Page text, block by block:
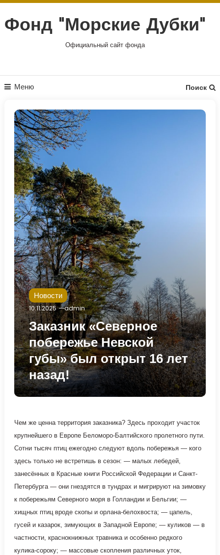
содержимому
Фонд "Морские Дубки"
Официальный сайт фонда
Меню Поиск
Новости
10.11.2025
admin
Заказник «Северное
побережье Невской
губы» был открыт 16 лет
назад!
Чем же ценна территория заказника? Здесь проходит участок
крупнейшего в Европе Беломоро-Балтийского пролетного пути.
Сотни тысяч птиц ежегодно следуют вдоль побережья — кого
здесь только не встретишь в сезон: — малых лебедей,
занесённых в Красные книги Российской Федерации и Санкт-
Петербурга — они гнездятся в тундрах и мигрируют на зимовку
к побережьям Северного моря в Голландии и Бельгии; —
хищных птиц вроде скопы и орлана-белохвоста; — цапель,
гусей и казарок, зимующих в Западной Европе; — куликов — в
частности, краснокнижных травника и особенно редкого
кулика-сороку; — массовые скопления различных уток,